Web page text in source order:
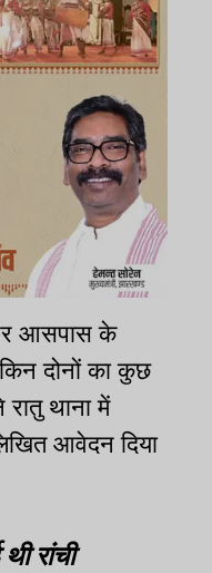
और आसपास के
दोनों का कुछ
थाना में
आवेदन दिया
रांची